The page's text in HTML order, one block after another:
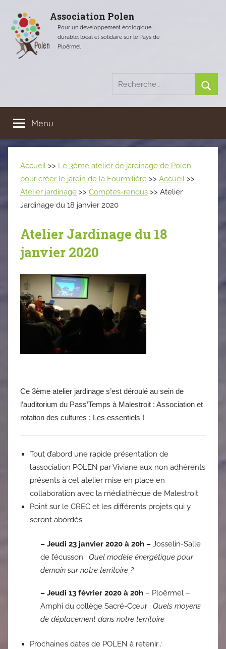
contenu
Association Polen
Pour un développement écologique,
durable, local et solidaire sur le Pays de
Ploërmel
Recherche
:
Menu
Accueil >> Le 3ème atelier de jardinage de Polen
pour créer le jardin de la Fourmilière >> Accueil >>
Atelier jardinage >> Comptes-rendus >> Atelier
Jardinage du 18 janvier 2020
Atelier Jardinage du 18
janvier 2020
Ce 3ème atelier jardinage s’est déroulé au sein de
l’auditorium du Pass’Temps à Malestroit : Association et
rotation des cultures : Les essentiels !
Tout d’abord une rapide présentation de
l’association POLEN par Viviane aux non adhérents
présents à cet atelier mise en place en
collaboration avec la médiathèque de Malestroit.
Point sur le CREC et les différents projets qui y
seront abordés :
– Jeudi 23 janvier 2020 à 20h – Josselin-Salle
de l’écusson : Quel modèle énergétique pour
demain sur notre territoire ?
– Jeudi 13 février 2020 à 20h – Ploërmel –
Amphi du collège Sacré-Cœur : Quels moyens
de déplacement dans notre territoire
Prochaines dates de POLEN à retenir: